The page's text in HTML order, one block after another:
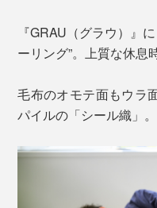
『GRAU（グラウ）』
ーリング”。上質な休息
毛布のオモテ面もウラ
パイルの「シール織」。